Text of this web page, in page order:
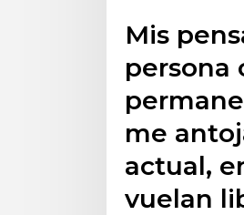
Mis
persona
me
actual,
vuelan